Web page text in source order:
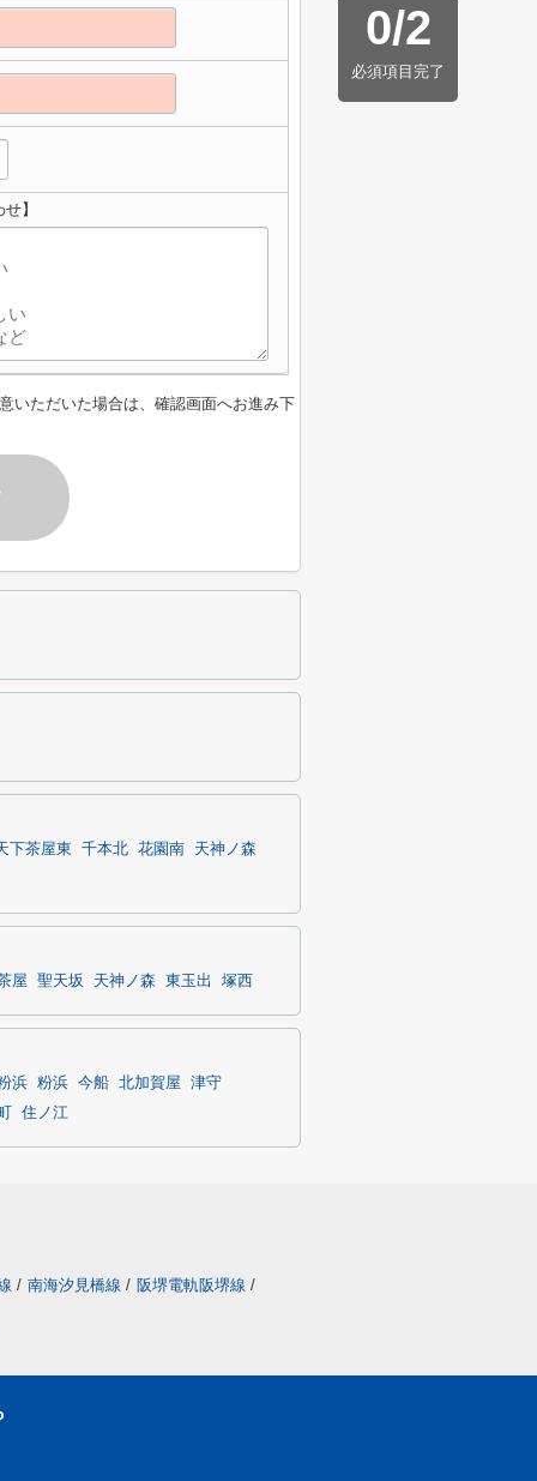
0/2
必須項目完了
】
いただいた場合は、確認画面へお進み下
下茶屋東 千本北 花園南
天神ノ森
屋 聖天坂 天神ノ森 東玉出 塚西
浜 粉浜 今船 北加賀屋
津守
住ノ江
/ 南海汐見橋線 / 阪堺電軌阪堺線 /